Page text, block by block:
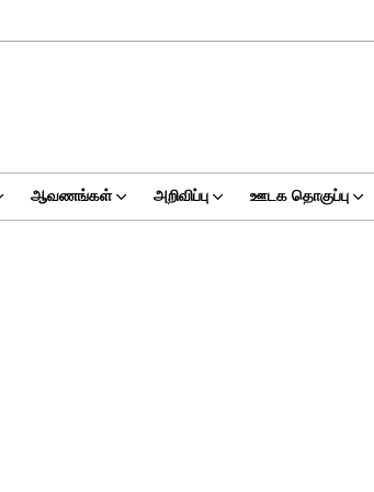
ஆவணங்கள் அறிவிப்பு ஊடக தொகுப்பு